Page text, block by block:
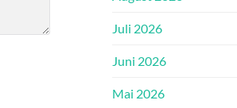
Juli 2026
Juni 2026
Mai 2026